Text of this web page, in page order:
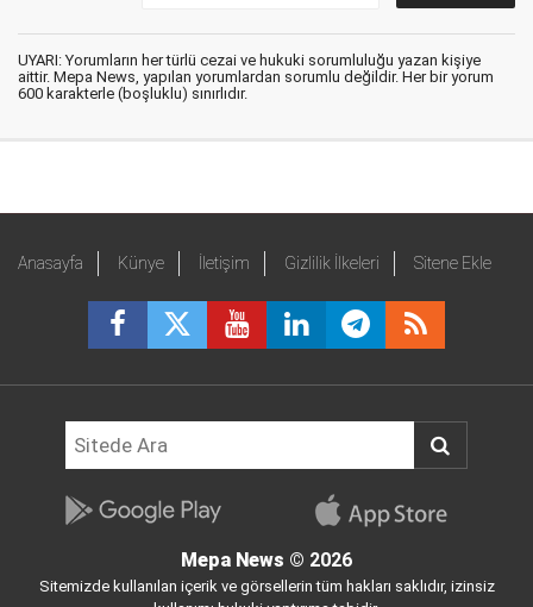
UYARI: Yorumların her türlü cezai ve hukuki sorumluluğu yazan kişiye
aittir. Mepa News, yapılan yorumlardan sorumlu değildir. Her bir yorum
600 karakterle (boşluklu) sınırlıdır.
Anasayfa Künye İletişim Gizlilik İlkeleri Sitene Ekle
Mepa News © 2026
Sitemizde kullanılan içerik ve görsellerin tüm hakları saklıdır, izinsiz